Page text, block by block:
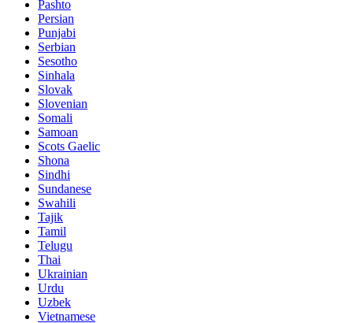
Pashto
Persian
Punjabi
Serbian
Sesotho
Sinhala
Slovak
Slovenian
Somali
Samoan
Scots Gaelic
Shona
Sindhi
Sundanese
Swahili
Tajik
Tamil
Telugu
Thai
Ukrainian
Urdu
Uzbek
Vietnamese